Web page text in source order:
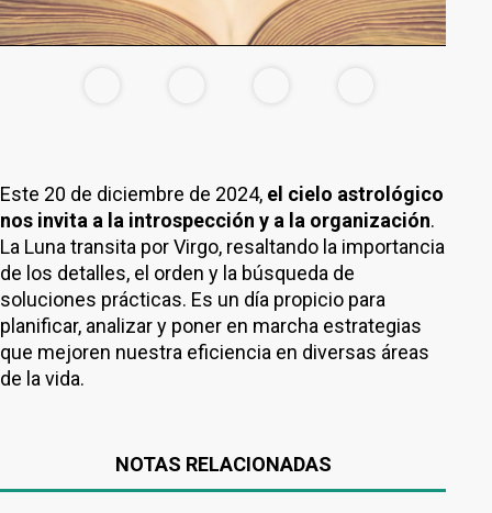
Este 20 de diciembre de 2024, el cielo astrológico
nos invita a la introspección y a la organización.
La Luna transita por Virgo, resaltando la importancia
de los detalles, el orden y la búsqueda de
soluciones prácticas. Es un día propicio para
planificar, analizar y poner en marcha estrategias
que mejoren nuestra eficiencia en diversas áreas
de la vida.
NOTAS RELACIONADAS